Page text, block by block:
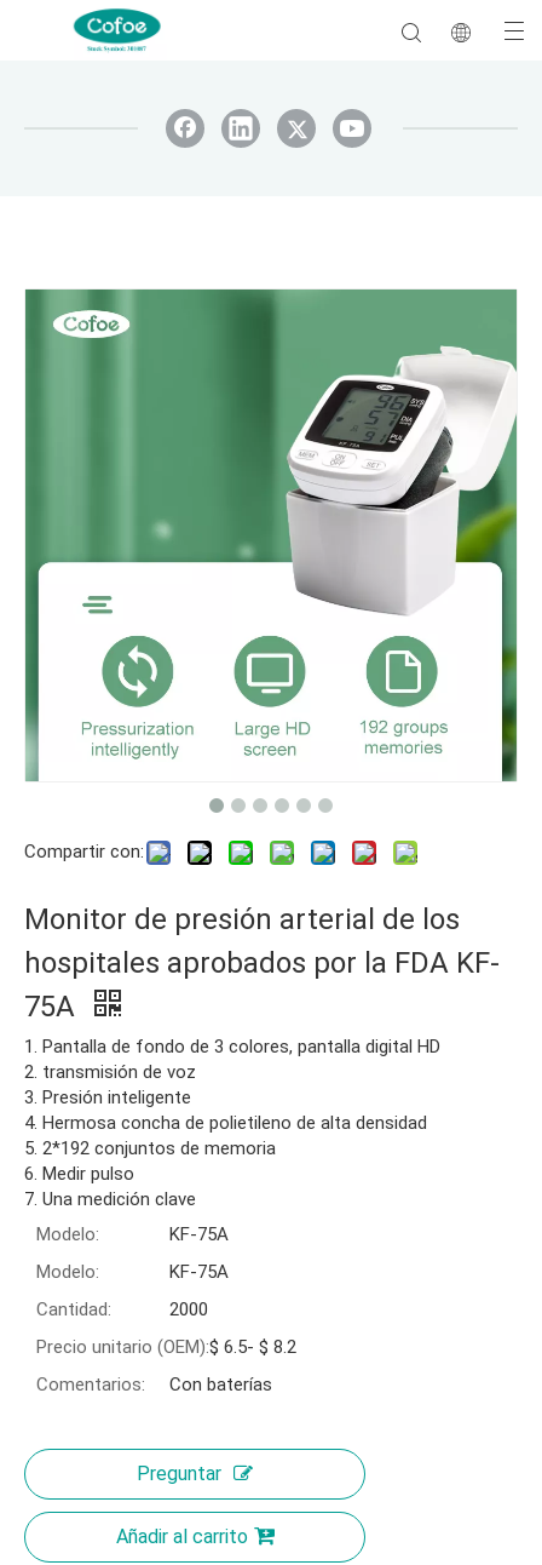
Compartir con:
Monitor de presión arterial de los
hospitales aprobados por la FDA KF-
75A
1. Pantalla de fondo de 3 colores, pantalla digital HD
2. transmisión de voz
3. Presión inteligente
4. Hermosa concha de polietileno de alta densidad
5. 2*192 conjuntos de memoria
6. Medir pulso
7. Una medición clave
Modelo:
KF-75A
Modelo:
KF-75A
Cantidad:
2000
Precio unitario (OEM):$ 6.5- $ 8.2
Comentarios:
Con baterías
Preguntar
Añadir al carrito